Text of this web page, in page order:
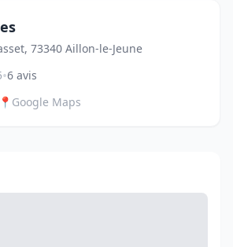
73340 Aillon-le-Jeune
•6 avis
📍 Google Maps